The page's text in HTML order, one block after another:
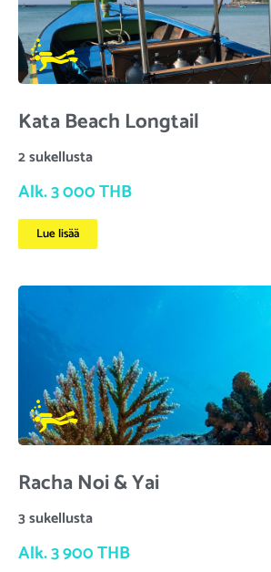
Kata Beach Longtail
2 sukellusta
Alk. 3 000 THB
Lue lisää
Racha Noi & Yai
3 sukellusta
Alk. 3 900 THB